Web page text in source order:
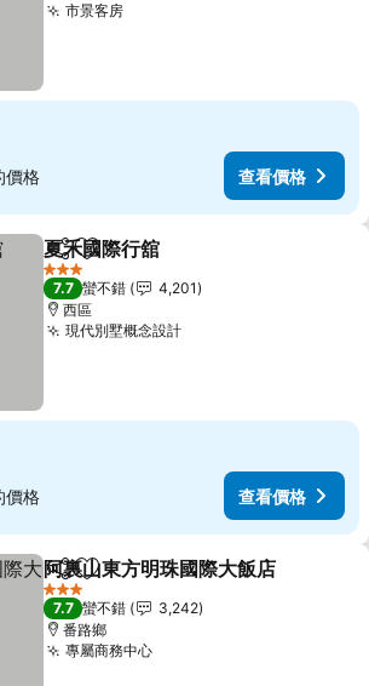
市景客房
價格 查看價格
分享 加入我的最愛
夏禾國際行舘
3 星級
7.7 蠻不錯
4,201
西區
現代別墅概念設計
價格 查看價格
分享 加入我的最愛
阿裏山東方明珠國際大飯店
3 星級
7.7 蠻不錯
3,242
番路鄉
專屬商務中心